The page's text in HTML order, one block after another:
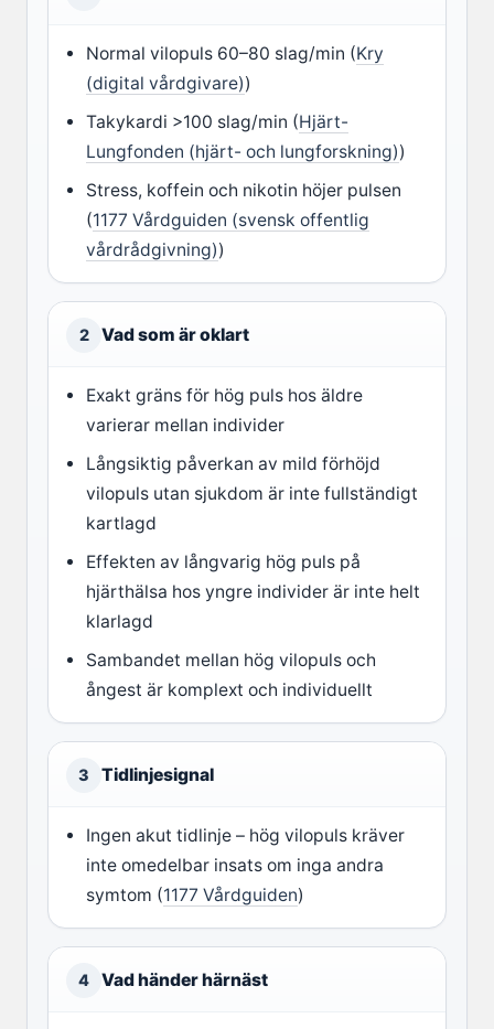
Normal vilopuls 60–80 slag/min (Kry
(digital vårdgivare))
Takykardi >100 slag/min (Hjärt-
Lungfonden (hjärt- och lungforskning))
Stress, koffein och nikotin höjer pulsen
(1177 Vårdguiden (svensk offentlig
vårdrådgivning))
2 Vad som är oklart
Exakt gräns för hög puls hos äldre
varierar mellan individer
Långsiktig påverkan av mild förhöjd
vilopuls utan sjukdom är inte fullständigt
kartlagd
Effekten av långvarig hög puls på
hjärthälsa hos yngre individer är inte helt
klarlagd
Sambandet mellan hög vilopuls och
ångest är komplext och individuellt
3 Tidlinjesignal
Ingen akut tidlinje – hög vilopuls kräver
inte omedelbar insats om inga andra
symtom (1177 Vårdguiden)
4 Vad händer härnäst